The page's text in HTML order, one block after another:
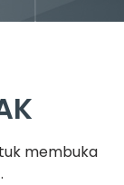
membuka